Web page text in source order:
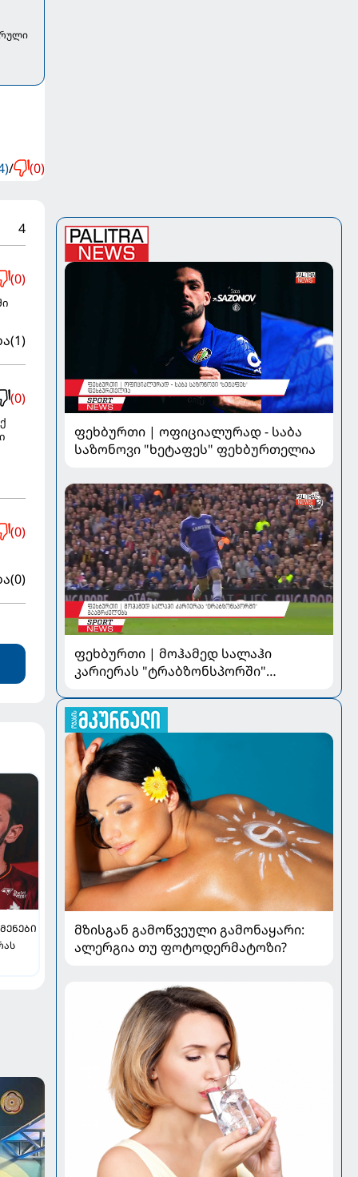
/ (0)
4
(0)
(1)
(0)
(0)
(0)
ფეხბურთი | ოფიციალურად - საბა
საზონოვი "ხეტაფეს" ფეხბურთელია
ფეხბურთი | მოჰამედ სალაჰი
კარიერას "ტრაბზონსპორში"
მზისგან გამოწვეული გამონაყარი:
ალერგია თუ ფოტოდერმატოზი?